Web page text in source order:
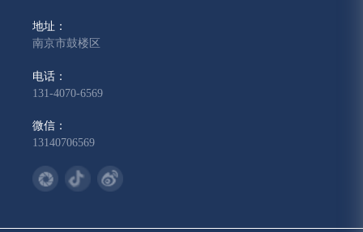
地址：
南京市鼓楼区
电话：
131-4070-6569
微信：
13140706569